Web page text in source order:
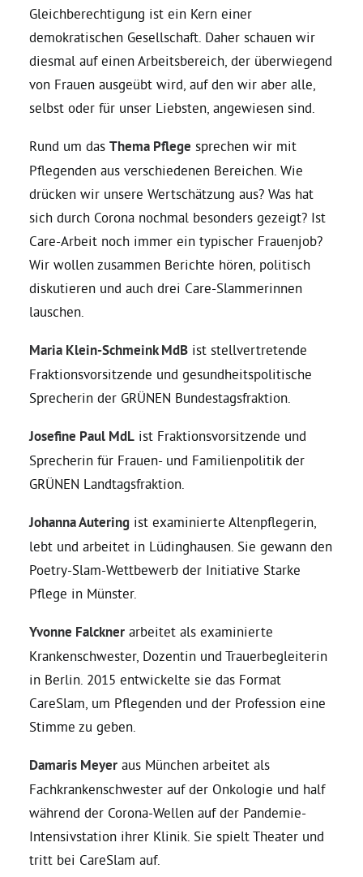
Ratsmitglieder 2025 – 2030
Ratsanträge
Bezirksvertretungen
Aktiv werden
Termine
Arbeitsgruppen
Mitglied werden
Grüne Jugend
CampusGrün
Aktuelles
Termine
Kontakt
Gleichberechtigung ist ein Kern einer
demokratischen Gesellschaft. Daher schauen wir
diesmal auf einen Arbeitsbereich, der überwiegend
von Frauen ausgeübt wird, auf den wir aber alle,
selbst oder für unser Liebsten, angewiesen sind.
Rund um das Thema Pflege sprechen wir mit
Pflegenden aus verschiedenen Bereichen. Wie
drücken wir unsere Wertschätzung aus? Was hat
sich durch Corona nochmal besonders gezeigt? Ist
Care-Arbeit noch immer ein typischer Frauenjob?
Wir wollen zusammen Berichte hören, politisch
diskutieren und auch drei Care-Slammerinnen
lauschen.
Maria Klein-Schmeink MdB ist stellvertretende
Fraktionsvorsitzende und gesundheitspolitische
Sprecherin der GRÜNEN Bundestagsfraktion.
Josefine Paul MdL ist Fraktionsvorsitzende und
Sprecherin für Frauen- und Familienpolitik der
GRÜNEN Landtagsfraktion.
Johanna Autering ist examinierte Altenpflegerin,
lebt und arbeitet in Lüdinghausen. Sie gewann den
Poetry-Slam-Wettbewerb der Initiative Starke
Pflege in Münster.
Yvonne Falckner arbeitet als examinierte
Krankenschwester, Dozentin und Trauerbegleiterin
in Berlin. 2015 entwickelte sie das Format
CareSlam, um Pflegenden und der Profession eine
Stimme zu geben.
Damaris Meyer aus München arbeitet als
Fachkrankenschwester auf der Onkologie und half
während der Corona-Wellen auf der Pandemie-
Intensivstation ihrer Klinik. Sie spielt Theater und
tritt bei CareSlam auf.